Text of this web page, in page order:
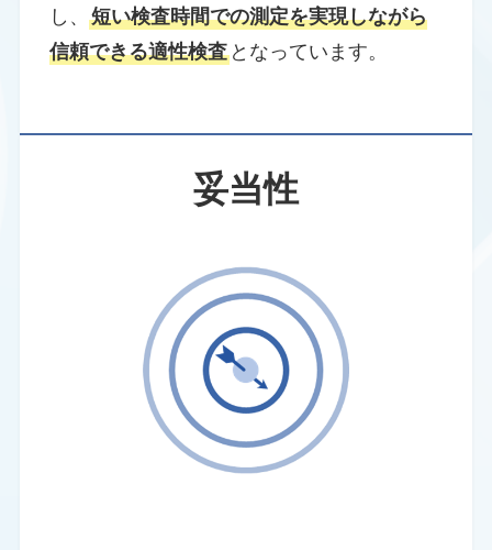
し、 短い検査時間での測定を実現しながら
信頼できる適性検査となっています。
妥当性